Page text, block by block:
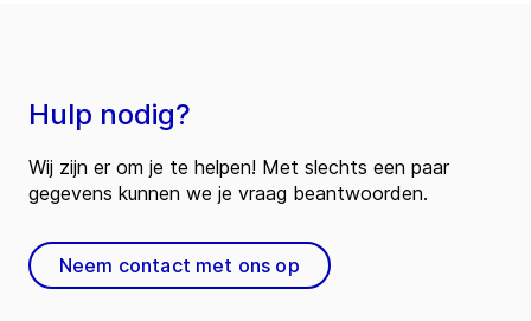
Hulp nodig?
Wij zijn er om je te helpen! Met slechts een paar
gegevens kunnen we je vraag beantwoorden.
Neem contact met ons op